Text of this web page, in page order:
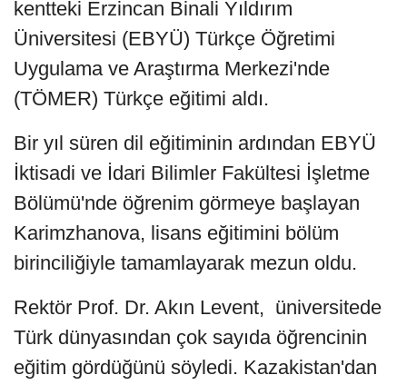
kentteki Erzincan Binali Yıldırım
Üniversitesi (EBYÜ) Türkçe Öğretimi
Uygulama ve Araştırma Merkezi'nde
(TÖMER) Türkçe eğitimi aldı.
Bir yıl süren dil eğitiminin ardından EBYÜ
İktisadi ve İdari Bilimler Fakültesi İşletme
Bölümü'nde öğrenim görmeye başlayan
Karimzhanova, lisans eğitimini bölüm
birinciliğiyle tamamlayarak mezun oldu.
Rektör Prof. Dr. Akın Levent, üniversitede
Türk dünyasından çok sayıda öğrencinin
eğitim gördüğünü söyledi. Kazakistan'dan